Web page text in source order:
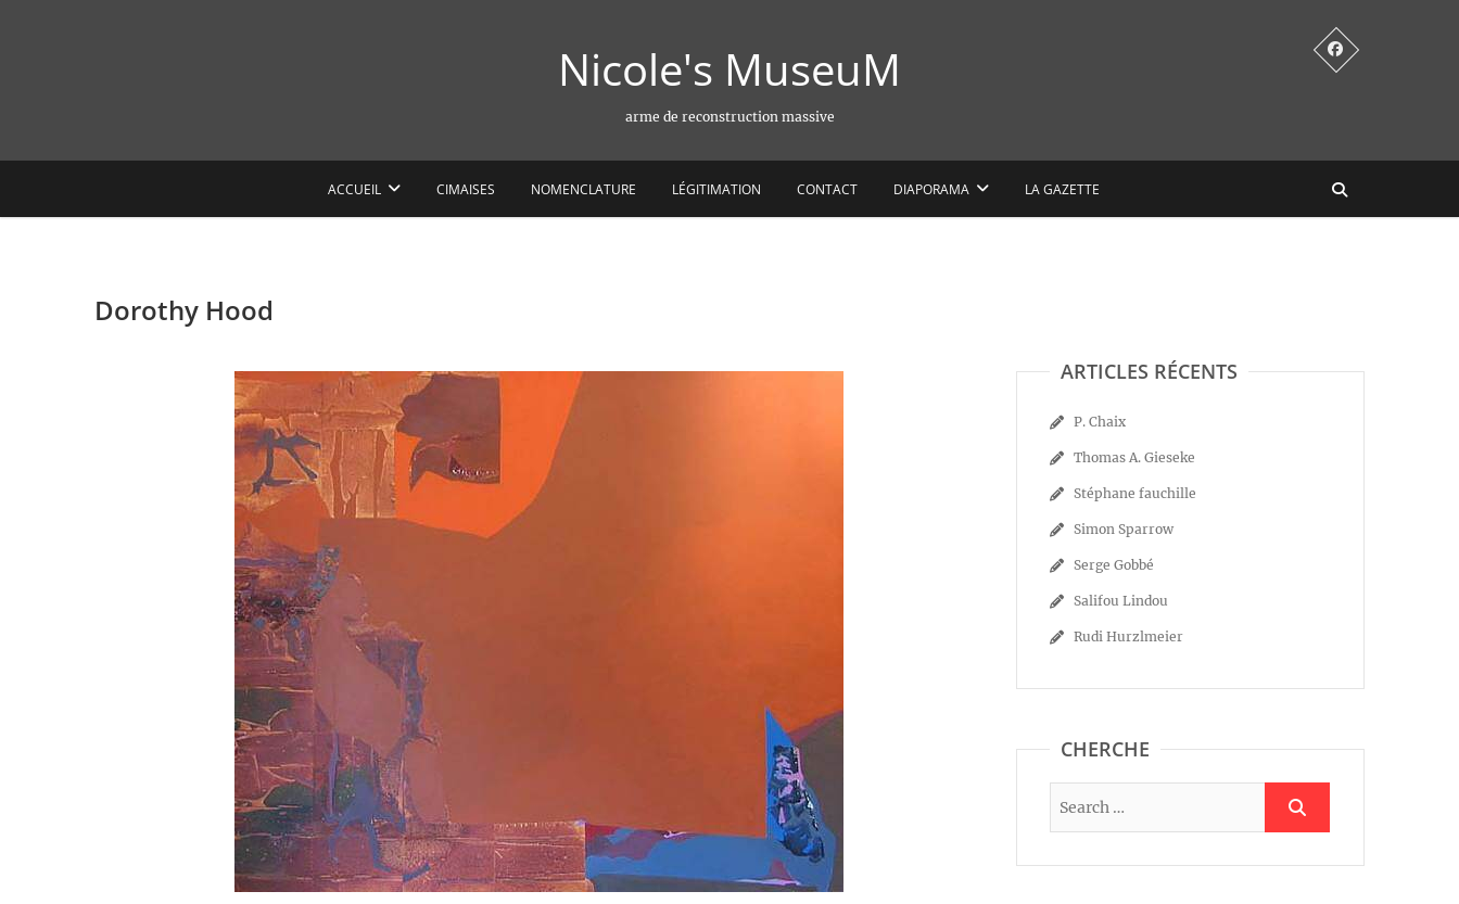
Nicole's MuseuM
arme de reconstruction massive
ACCUEIL CIMAISES NOMENCLATURE LÉGITIMATION CONTACT DIAPORAMA LA GAZETTE
Dorothy Hood
ARTICLES RÉCENTS
P. Chaix
Thomas A. Gieseke
Stéphane fauchille
Simon Sparrow
Serge Gobbé
Salifou Lindou
Rudi Hurzlmeier
CHERCHE